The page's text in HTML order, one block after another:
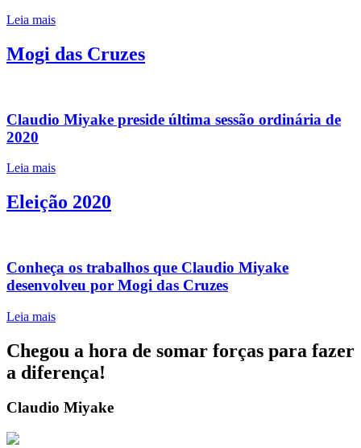
Leia mais
Mogi das Cruzes
Claudio Miyake preside última sessão ordinária de
2020
Leia mais
Eleição 2020
Conheça os trabalhos que Claudio Miyake
desenvolveu por Mogi das Cruzes
Leia mais
Chegou a hora de somar forças para fazer
a diferença!
Claudio Miyake